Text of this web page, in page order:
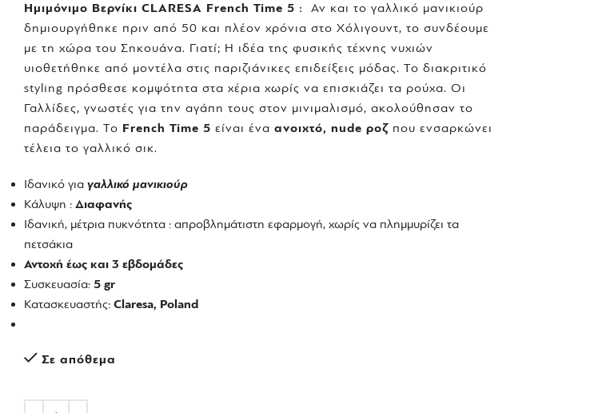
Ημιμόνιμο Βερνίκι CLARESA French Time 5 : Αν και το γαλλικό μανικιούρ
δημιουργήθηκε πριν από 50 και πλέον χρόνια στο Χόλιγουντ, το συνδέουμε
με τη χώρα του Σηκουάνα. Γιατί; Η ιδέα της φυσικής τέχνης νυχιών
υιοθετήθηκε από μοντέλα στις παριζιάνικες επιδείξεις μόδας. Το διακριτικό
styling πρόσθεσε κομψότητα στα χέρια χωρίς να επισκιάζει τα ρούχα. Οι
Γαλλίδες, γνωστές για την αγάπη τους στον μινιμαλισμό, ακολούθησαν το
παράδειγμα. Το French Time 5 είναι ένα ανοιχτό, nude ροζπου ενσαρκώνει
τέλεια το γαλλικό σικ.
Ιδανικό για γαλλικό μανικιούρ
Κάλυψη : Διαφανής
Ιδανική, μέτρια πυκνότητα : απροβλημάτιστη εφαρμογή, χωρίς να πλημμυρίζει τα
πετσάκια
Αντοχή έως και 3 εβδομάδες
Συσκευασία: 5 gr
Κατασκευαστής: Claresa, Poland
Σε απόθεμα